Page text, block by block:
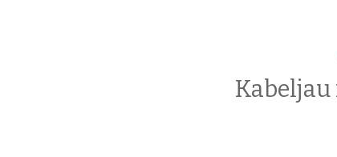
Kabeljau